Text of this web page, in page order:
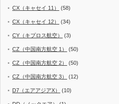
CX（キャセイ 11） (58)
CX（キャセイ 12） (34)
CY（キプロス航空） (3)
CZ（中国南方航空 1） (50)
CZ（中国南方航空 2） (50)
CZ（中国南方航空 3） (12)
D7（エアアジアX） (10)